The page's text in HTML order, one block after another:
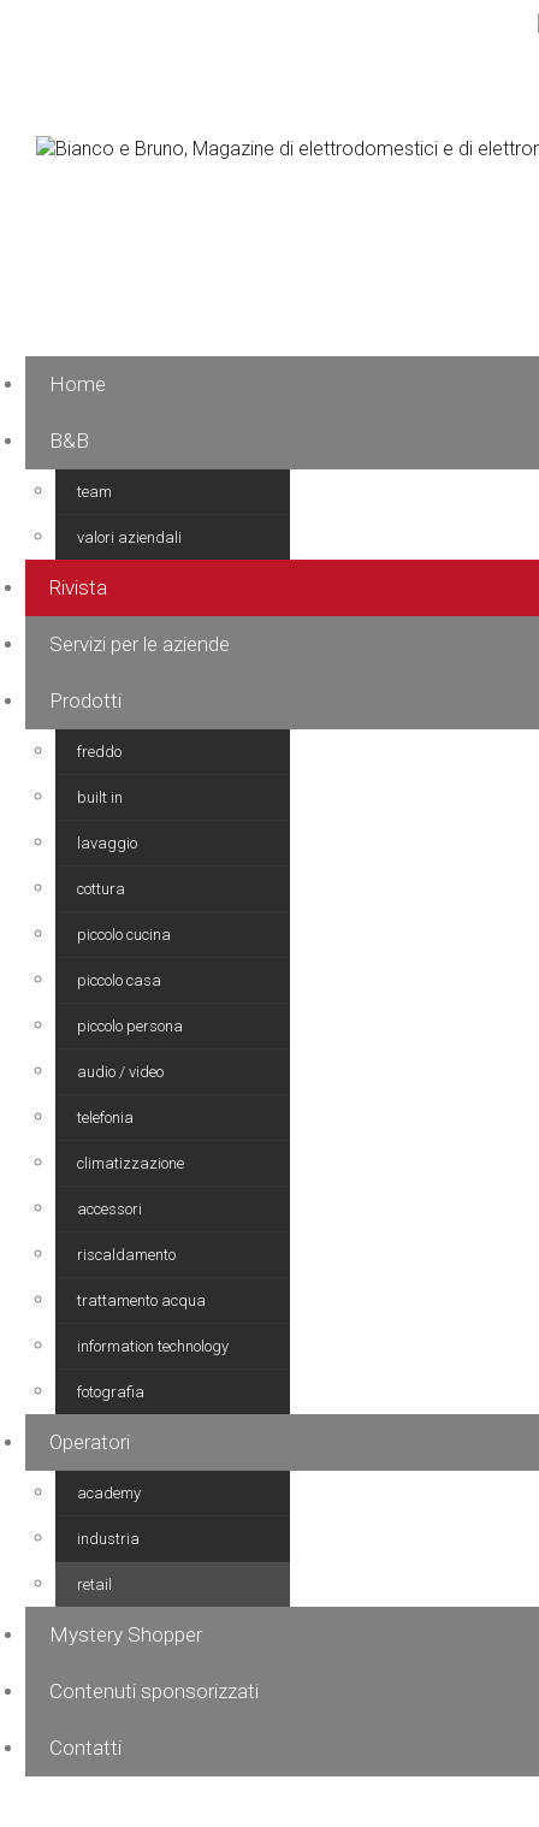
Home
B&B
team
valori aziendali
Rivista
Servizi per le aziende
Prodotti
freddo
built in
lavaggio
cottura
piccolo cucina
piccolo casa
piccolo persona
audio / video
telefonia
climatizzazione
accessori
riscaldamento
trattamento acqua
information technology
fotografia
Operatori
academy
industria
retail
Mystery Shopper
Contenuti sponsorizzati
Contatti